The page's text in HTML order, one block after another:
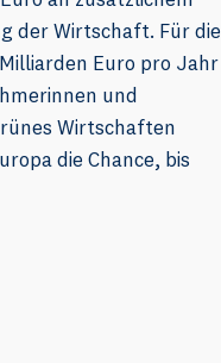
der Wirtschaft. Für die
Euro pro Jahr
und
Wirtschaften
die Chance, bis